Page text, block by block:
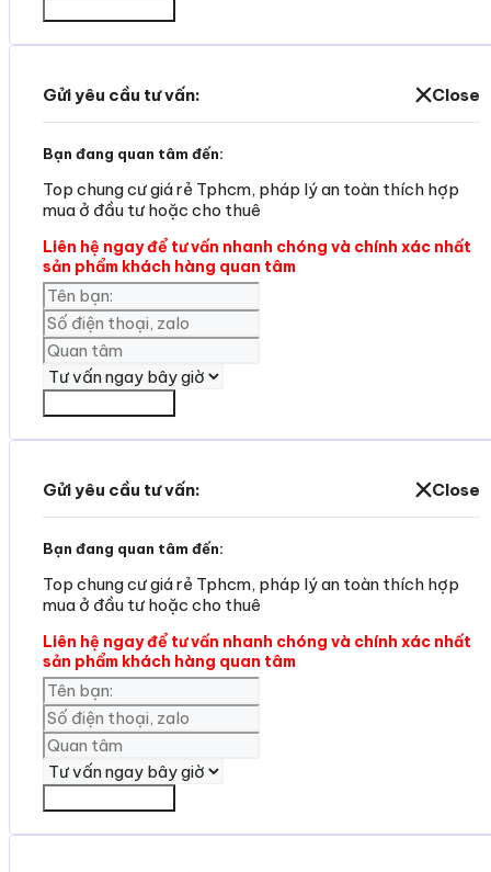
Gửi yêu cầu tư vấn: Close
Bạn đang quan tâm đến:
Top chung cư giá rẻ Tphcm, pháp lý an toàn thích hợp
mua ở đầu tư hoặc cho thuê
Liên hệ ngay để tư vấn nhanh chóng và chính xác nhất
sản phẩm khách hàng quan tâm
Gửi yêu cầu tư vấn: Close
Bạn đang quan tâm đến:
Top chung cư giá rẻ Tphcm, pháp lý an toàn thích hợp
mua ở đầu tư hoặc cho thuê
Liên hệ ngay để tư vấn nhanh chóng và chính xác nhất
sản phẩm khách hàng quan tâm